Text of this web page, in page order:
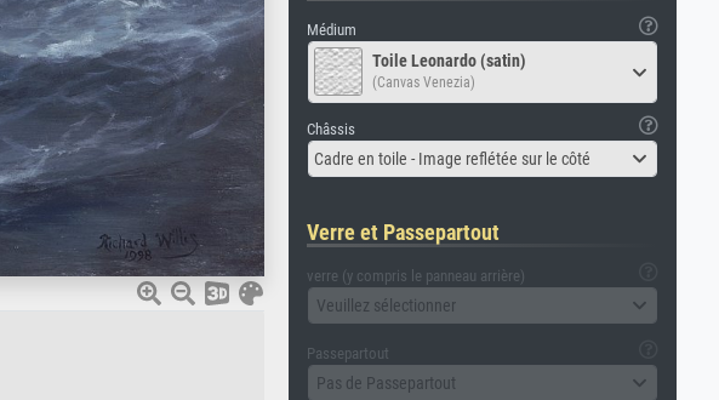
Médium
Toile Leonardo (satin)
(Canvas Venezia)
Châssis
Cadre en toile - Image reflétée sur le côté
Verre et Passepartout
verre (y compris le panneau arrière)
Veuillez sélectionner
Passepartout
Pas de Passepartout